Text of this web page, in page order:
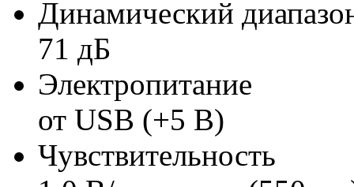
Динамический
71 дБ
Электропитание
от USB (+5 В)
Чувствительность